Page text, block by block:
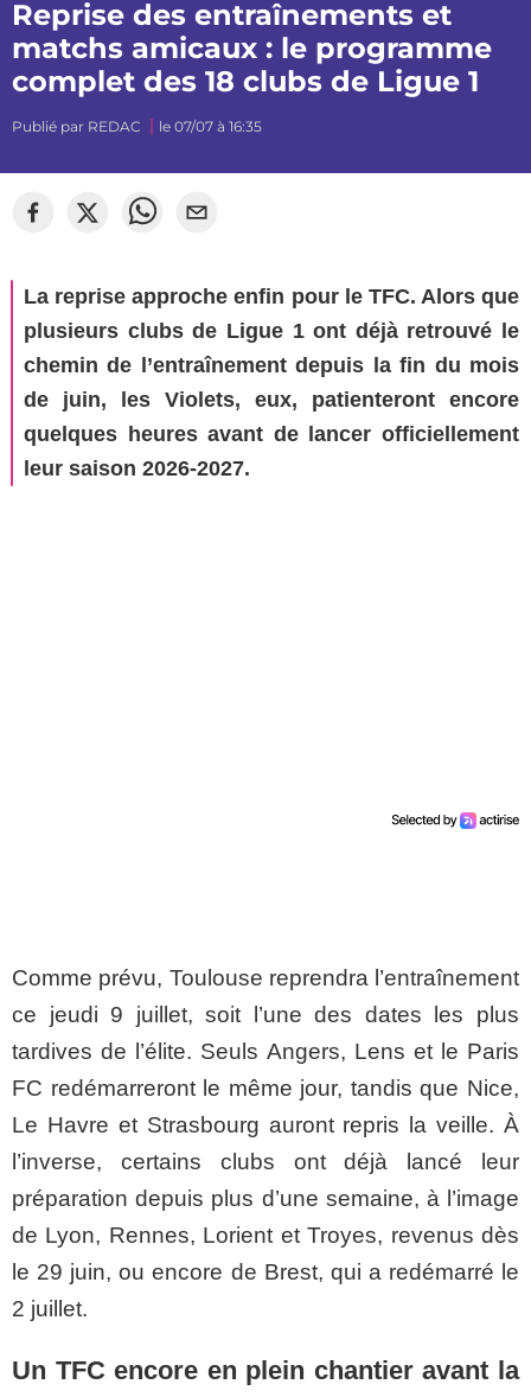
Reprise des entraînements et
matchs amicaux : le programme
complet des 18 clubs de Ligue 1
Publié par REDAC le 07/07 à 16:35
La reprise approche enfin pour le TFC. Alors que
plusieurs clubs de Ligue 1 ont déjà retrouvé le
chemin de l’entraînement depuis la fin du mois
de juin, les Violets, eux, patienteront encore
quelques heures avant de lancer officiellement
leur saison 2026-2027.
Comme prévu, Toulouse reprendra l’entraînement
ce jeudi 9 juillet, soit l’une des dates les plus
tardives de l’élite. Seuls Angers, Lens et le Paris
FC redémarreront le même jour, tandis que Nice,
Le Havre et Strasbourg auront repris la veille. À
l’inverse, certains clubs ont déjà lancé leur
préparation depuis plus d’une semaine, à l’image
de Lyon, Rennes, Lorient et Troyes, revenus dès
le 29 juin, ou encore de Brest, qui a redémarré le
2 juillet.
Un TFC encore en plein chantier avant la